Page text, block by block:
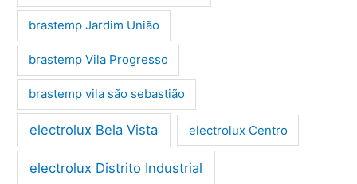
brastemp Jardim União
brastemp Vila Progresso
brastemp vila são sebastião
electrolux Bela Vista electrolux Centro
electrolux Distrito Industrial